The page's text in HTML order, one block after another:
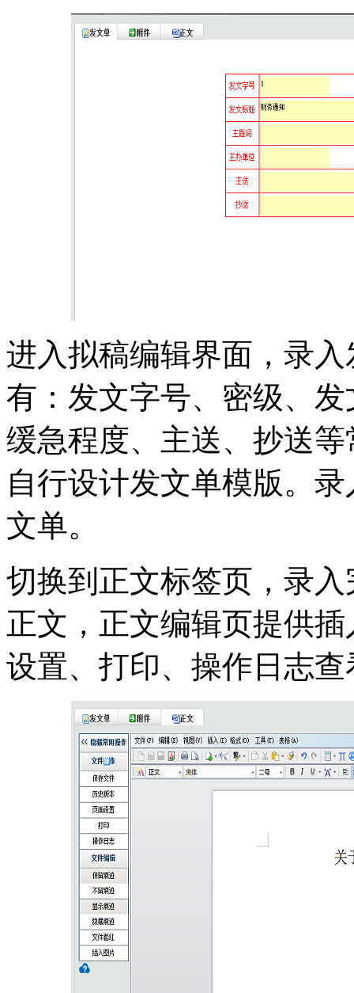
进入拟稿编辑界面，录
有：发文字号、密级、
缓急程度、主送、抄送
自行设计发文单模版。
文单。
切换到正文标签页，录
正文，正文编辑页提供
设置、打印、操作日志